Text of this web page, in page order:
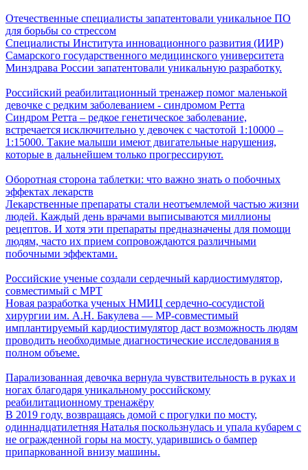
Отечественные специалисты запатентовали уникальное ПО
для борьбы со стрессом
Специалисты Института инновационного развития (ИИР)
Самарского государственного медицинского университета
Минздрава России запатентовали уникальную разработку.
Российский реабилитационный тренажер помог маленькой
девочке с редким заболеванием - синдромом Ретта
Синдром Ретта – редкое генетическое заболевание,
встречается исключительно у девочек с частотой 1:10000 –
1:15000. Такие малыши имеют двигательные нарушения,
которые в дальнейшем только прогрессируют.
Оборотная сторона таблетки: что важно знать о побочных
эффектах лекарств
Лекарственные препараты стали неотъемлемой частью жизни
людей. Каждый день врачами выписываются миллионы
рецептов. И хотя эти препараты предназначены для помощи
людям, часто их прием сопровождаются различными
побочными эффектами.
Российские ученые создали сердечный кардиостимулятор,
совместимый с МРТ
Новая разработка ученых НМИЦ сердечно-сосудистой
хирургии им. А.Н. Бакулева — МР-совместимый
имплантируемый кардиостимулятор даст возможность людям
проводить необходимые диагностические исследования в
полном объеме.
Парализованная девочка вернула чувствительность в руках и
ногах благодаря уникальному российскому
реабилитационному тренажёру
В 2019 году, возвращаясь домой с прогулки по мосту,
одиннадцатилетняя Наталья поскользнулась и упала кубарем с
не огражденной горы на мосту, ударившись о бампер
припаркованной внизу машины.